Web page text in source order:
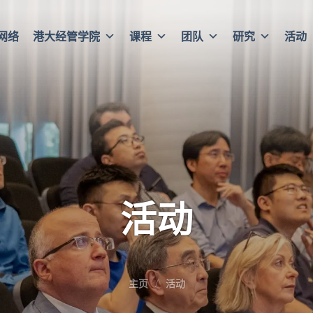
络 港大经管学院 课程 团队 研究 活动
活动
主页 活动